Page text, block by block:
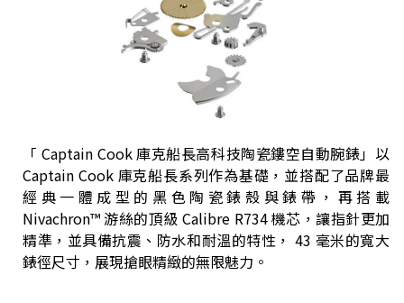
「 Captain Cook 庫克船長高科技陶瓷鏤空自動腕錶」以
Captain Cook 庫克船長系列作為基礎，並搭配了品牌最
經典一體成型的黑色陶瓷錶殼與錶帶，再搭載
Nivachron™ 游絲的頂級 Calibre R734 機芯，讓指針更加
精準，並具備抗震、防水和耐溫的特性， 43 毫米的寬大
錶徑尺寸，展現搶眼精緻的無限魅力。